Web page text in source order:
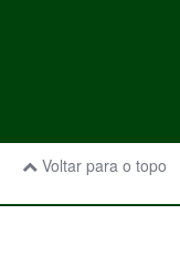
Voltar para o topo